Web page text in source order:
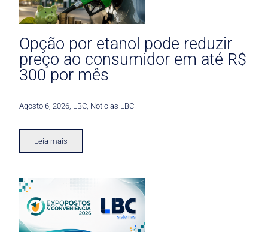
Opção por etanol pode reduzir
preço ao consumidor em até R$
300 por mês
Agosto 6, 2026 LBC Noticias LBC
Leia mais